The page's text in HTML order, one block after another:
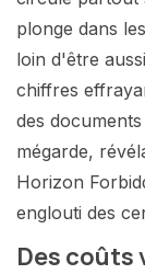
plonge dans
loin d'être
chiffres
des
mégarde,
Horizon
englouti des
Des